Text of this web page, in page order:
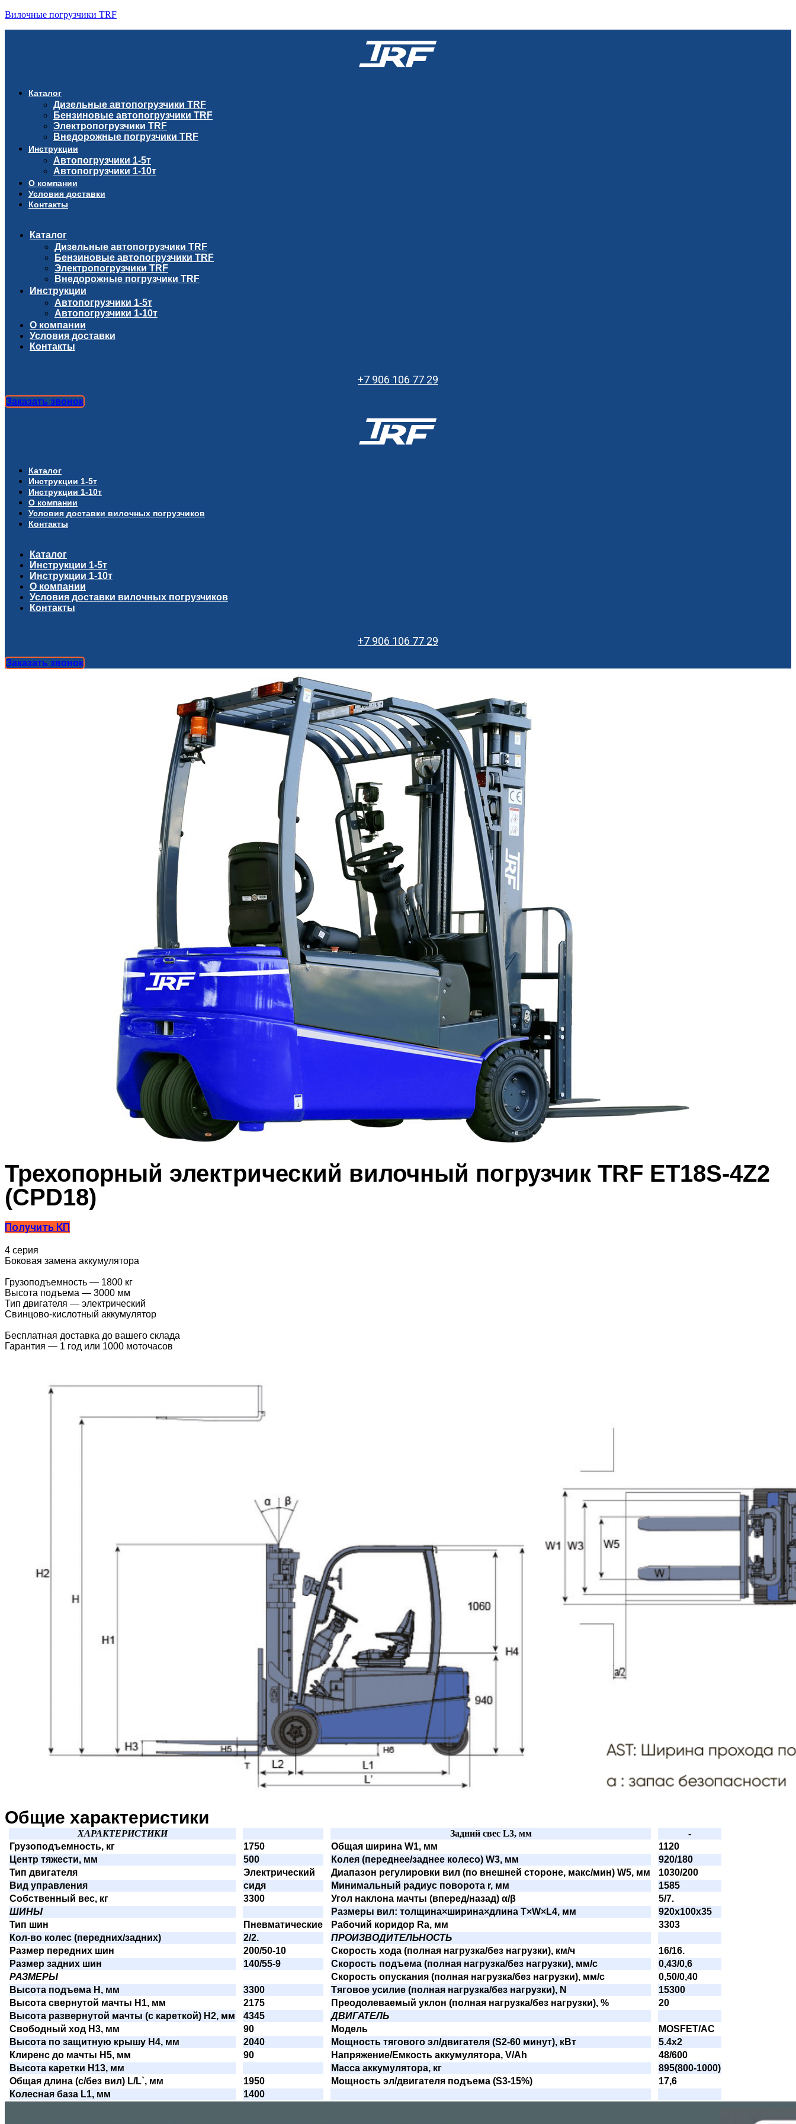
Вилочные погрузчики TRF
Каталог
Дизельные автопогрузчики TRF
Бензиновые автопогрузчики TRF
Электропогрузчики TRF
Внедорожные погрузчики TRF
Инструкции
Автопогрузчики 1-5т
Автопогрузчики 1-10т
О компании
Условия доставки
Контакты
Каталог
Дизельные автопогрузчики TRF
Бензиновые автопогрузчики TRF
Электропогрузчики TRF
Внедорожные погрузчики TRF
Инструкции
Автопогрузчики 1-5т
Автопогрузчики 1-10т
О компании
Условия доставки
Контакты
+7 906 106 77 29
Заказать звонок
Каталог
Инструкции 1-5т
Инструкции 1-10т
О компании
Условия доставки вилочных погрузчиков
Контакты
Каталог
Инструкции 1-5т
Инструкции 1-10т
О компании
Условия доставки вилочных погрузчиков
Контакты
+7 906 106 77 29
Заказать звонок
Трехопорный электрический вилочный погрузчик TRF ET18S-4Z2
(CPD18)
Получить КП
4 серия
Боковая замена аккумулятора
Грузоподъемность — 1800 кг
Высота подъема — 3000 мм
Тип двигателя — электрический
Свинцово-кислотный аккумулятор
Бесплатная доставка до вашего склада
Гарантия — 1 год или 1000 моточасов
Общие характеристики
ХАРАКТЕРИСТИКИ Задний свес L3, мм
-
Грузоподъемность, кг
1750 Общая ширина W1, мм
1120
Центр тяжести, мм
500 Колея (переднее/заднее колесо) W3, мм
920/180
Тип двигателя
Электрический Диапазон регулировки вил (по внешней стороне, макс/мин) W5, мм
1030/200
Вид управления
сидя Минимальный радиус поворота r, мм
1585
Собственный вес, кг
3300 Угол наклона мачты (вперед/назад) α/β
5/7.
ШИНЫ
Размеры вил: толщина×ширина×длина T×W×L4, мм
920x100x35
Тип шин
Пневматические Рабочий коридор Ra, мм
3303
Кол-во колес (передних/задних)
2/2.
ПРОИЗВОДИТЕЛЬНОСТЬ
Размер передних шин
200/50-10 Скорость хода (полная нагрузка/без нагрузки), км/ч
16/16.
Размер задних шин
140/55-9 Скорость подъема (полная нагрузка/без нагрузки), мм/с
0,43/0,6
РАЗМЕРЫ
Скорость опускания (полная нагрузка/без нагрузки), мм/с
0,50/0,40
Высота подъема H, мм
3300 Тяговое усилие (полная нагрузка/без нагрузки), N
15300
Высота свернутой мачты H1, мм
2175 Преодолеваемый уклон (полная нагрузка/без нагрузки), %
20
Высота развернутой мачты (с кареткой) H2, мм
4345
ДВИГАТЕЛЬ
Свободный ход H3, мм
90 Модель
MOSFET/AC
Высота по защитную крышу H4, мм
2040 Мощность тягового эл/двигателя (S2-60 минут), кВт
5.4x2
Клиренс до мачты H5, мм
90 Напряжение/Емкость аккумулятора, V/Ah
48/600
Высота каретки H13, мм
Масса аккумулятора, кг
895(800-1000)
Общая длина (с/без вил) L/L`, мм
1950 Мощность эл/двигателя подъема (S3-15%)
17,6
Колесная база L1, мм
1400